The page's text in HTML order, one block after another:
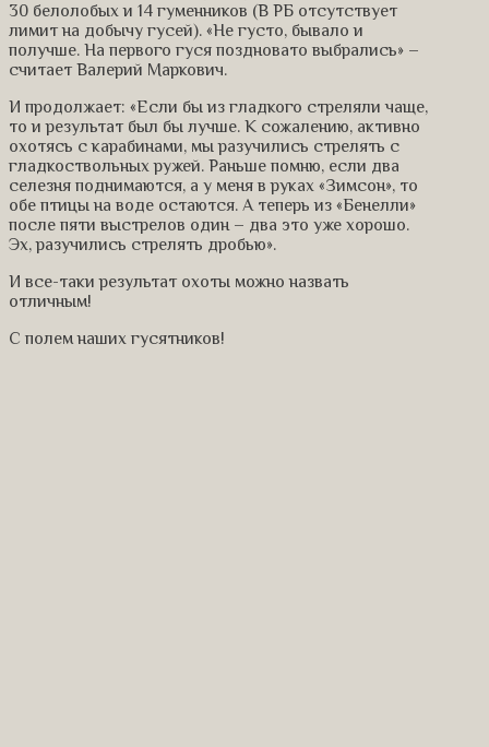
30 белолобых и 14 гуменников (В РБ отсутствует
лимит на добычу гусей). «Не густо, бывало и
получше. На первого гуся поздновато выбрались» –
считает Валерий Маркович.
И продолжает: «Если бы из гладкого стреляли чаще,
то и результат был бы лучше. К сожалению, активно
охотясь с карабинами, мы разучились стрелять с
гладкоствольных ружей. Раньше помню, если два
селезня поднимаются, а у меня в руках «Зимсон», то
обе птицы на воде остаются. А теперь из «Бенелли»
после пяти выстрелов один – два это уже хорошо.
Эх, разучились стрелять дробью».
И все-таки результат охоты можно назвать
отличным!
С полем наших гусятников!